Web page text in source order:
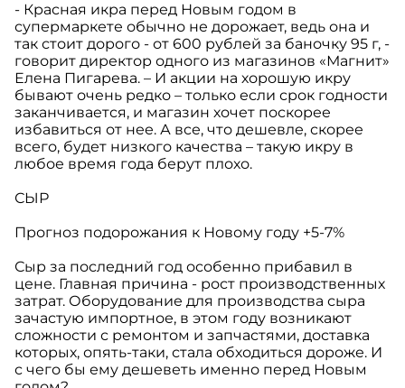
- Красная икра перед Новым годом в
супермаркете обычно не дорожает, ведь она и
так стоит дорого - от 600 рублей за баночку 95 г, -
говорит директор одного из магазинов «Магнит»
Елена Пигарева. – И акции на хорошую икру
бывают очень редко – только если срок годности
заканчивается, и магазин хочет поскорее
избавиться от нее. А все, что дешевле, скорее
всего, будет низкого качества – такую икру в
любое время года берут плохо.
СЫР
Прогноз подорожания к Новому году +5-7%
Сыр за последний год особенно прибавил в
цене. Главная причина - рост производственных
затрат. Оборудование для производства сыра
зачастую импортное, в этом году возникают
сложности с ремонтом и запчастями, доставка
которых, опять-таки, стала обходиться дороже. И
с чего бы ему дешеветь именно перед Новым